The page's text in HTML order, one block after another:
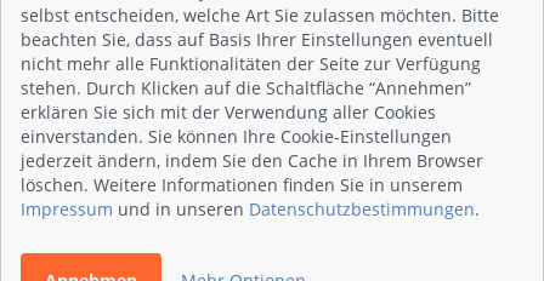
Kunden Informationen
Beratungsgespräch vereinbaren
Impressum
Datenschutz
AGB
Nutzungsbedingungen
Kontakt
selbst entscheiden, welche Art Sie zulassen möchten. Bitte
beachten Sie, dass auf Basis Ihrer Einstellungen eventuell
nicht mehr alle Funktionalitäten der Seite zur Verfügung
stehen. Durch Klicken auf die Schaltfläche “Annehmen”
erklären Sie sich mit der Verwendung aller Cookies
einverstanden. Sie können Ihre Cookie-Einstellungen
jederzeit ändern, indem Sie den Cache in Ihrem Browser
löschen. Weitere Informationen finden Sie in unserem
Impressum und in unseren Datenschutzbestimmungen.